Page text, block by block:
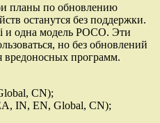
планы по обновлению
останутся без поддержки.
и одна модель POCO. Эти
но без обновлений
вредоносных программ.
CN);
IN, EN, Global, CN);